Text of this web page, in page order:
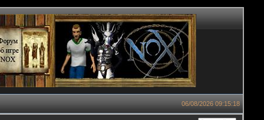
06/08/2026 09:15:18